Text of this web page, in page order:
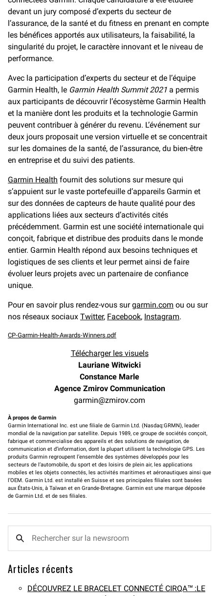
devant un jury composé d’experts du secteur de
l’assurance, de la santé et du fitness en prenant en compte
les bénéfices apportés aux utilisateurs, la faisabilité, la
singularité du projet, le caractère innovant et le niveau de
performance.
Avec la participation d’experts du secteur et de l’équipe
Garmin Health, le Garmin Health Summit 2021 a permis
aux participants de découvrir l’écosystème Garmin Health
et la manière dont les produits et la technologie Garmin
peuvent contribuer à générer du revenu. L’événement sur
deux jours proposait une version virtuelle et se concentrait
sur les domaines de la santé, de l’assurance, du bien-être
en entreprise et du suivi des patients.
Garmin Health fournit des solutions sur mesure qui
s’appuient sur le vaste portefeuille d’appareils Garmin et
sur des données de capteurs de haute qualité pour des
applications liées aux secteurs d’activités cités
précédemment. Garmin est une société internationale qui
conçoit, fabrique et distribue des produits dans le monde
entier. Garmin Health répond aux besoins techniques et
logistiques de ses clients et leur permet ainsi de faire
évoluer leurs projets avec un partenaire de confiance
unique.
Pour en savoir plus rendez-vous surgarmin.com ou ou sur
nos réseaux sociaux Twitter, Facebook, Instagram.
CP-Garmin-Health-Awards-Winners.pdf
Télécharger les visuels
Lauriane Witwicki
Constance Marle
Agence Zmirov Communication
garmin@zmirov.com
À propos de Garmin
Garmin International Inc. est une filiale de Garmin Ltd. (Nasdaq:GRMN), leader
mondial de la navigation par satellite. Depuis 1989, ce groupe de sociétés conçoit,
fabrique et commercialise des appareils et des solutions de navigation, de
communication et d’information, dont la plupart utilisent la technologie GPS. Les
produits Garmin regroupent l’ensemble des systèmes développés pour les
secteurs de l’automobile, du sport et des loisirs de plein air, les applications
mobiles et les objets connectés, les activités maritimes et aéronautiques ainsi que
l’OEM. Garmin Ltd. est installé en Suisse et ses principales filiales sont basées
aux États-Unis, à Taïwan et en Grande-Bretagne. Garmin est une marque déposée
de Garmin Ltd. et de ses filiales.
Articles récents
DÉCOUVREZ LE BRACELET CONNECTÉ CIRQA™ :LE